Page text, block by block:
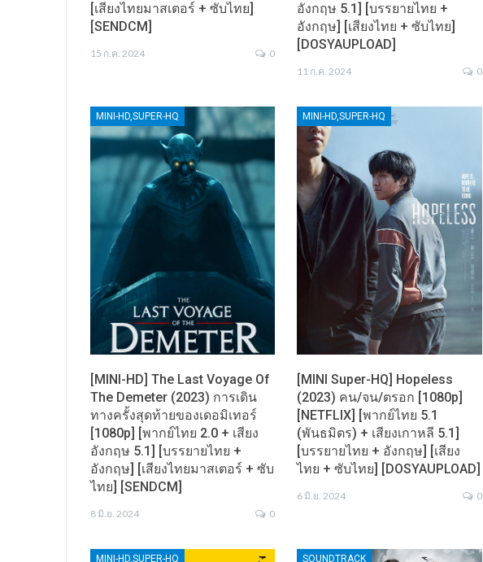
[เสียงไทยมาสเตอร์ + ซับไทย]
[SENDCM]
15 ก.ค. 2024 0
อังกฤษ 5.1] [บรรยายไทย +
อังกฤษ] [เสียงไทย + ซับไทย]
[DOSYAUPLOAD]
11 ก.ค. 2024 0
MINI-HD,SUPER-HQ
[MINI-HD] The Last Voyage Of
The Demeter (2023) การเดิน
ทางครั้งสุดท้ายของเดอมิเทอร์
[1080p] [พากย์ไทย 2.0 + เสียง
อังกฤษ 5.1] [บรรยายไทย +
อังกฤษ] [เสียงไทยมาสเตอร์ + ซับ
ไทย] [SENDCM]
8 มิ.ย. 2024 0
MINI-HD,SUPER-HQ
[MINI Super-HQ] Hopeless
(2023) คน/จน/ตรอก [1080p]
[NETFLIX] [พากย์ไทย 5.1
(พันธมิตร) + เสียงเกาหลี 5.1]
[บรรยายไทย + อังกฤษ] [เสียง
ไทย + ซับไทย] [DOSYAUPLOAD]
6 มิ.ย. 2024 0
MINI-HD,SUPER-HQ SOUNDTRACK